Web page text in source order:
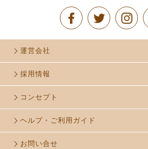
運営会社
採用情報
コンセプト
ヘルプ・ご利用ガイド
お問い合せ